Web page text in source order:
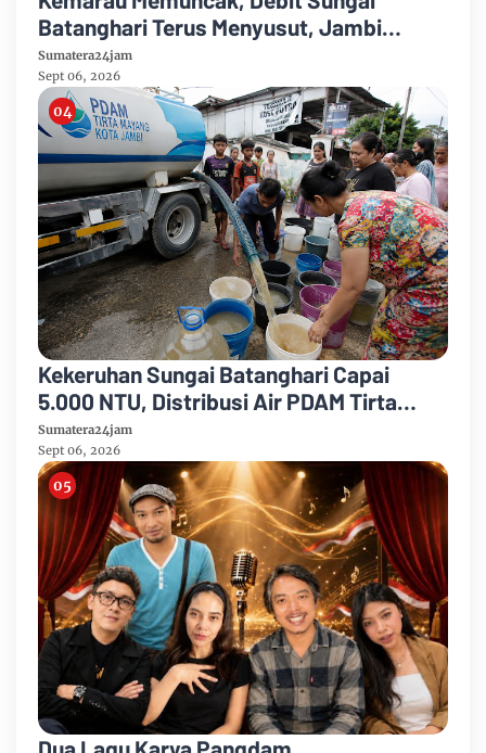
Batanghari Terus Menyusut, Jambi
Hadapi Ancaman Krisis Air Bersih dan
Karhutla
Sumatera24jam
Sept 06, 2026
Kekeruhan Sungai Batanghari Capai
5.000 NTU, Distribusi Air PDAM Tirta
Mayang di Sejumlah Wilayah Terganggu
Sumatera24jam
Sept 06, 2026